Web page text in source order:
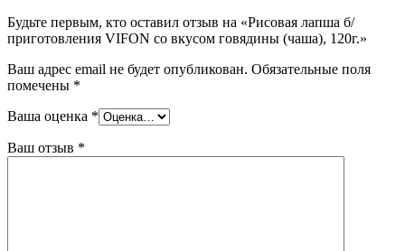
Будьте первым, кто оставил отзыв на «Рисовая лапша б/
приготовления VIFON со вкусом говядины (чаша), 120г.»
Ваш адрес email не будет опубликован. Обязательные поля
помечены *
Ваша оценка *
Ваш отзыв *